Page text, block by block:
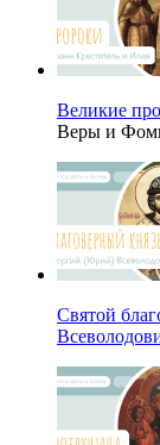
Великие
Веры и
Святой